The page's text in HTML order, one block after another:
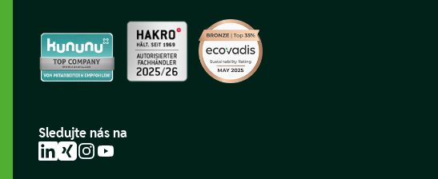
Sledujte nás na
LinkedIn
XingInstagram
YouTube